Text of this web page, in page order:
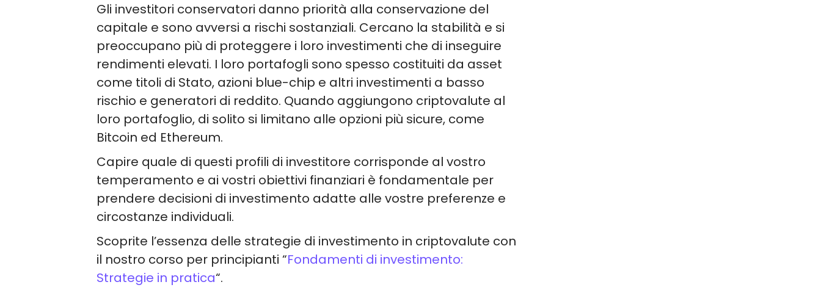
Gli investitori conservatori danno priorità alla conservazione del
capitale e sono avversi a rischi sostanziali. Cercano la stabilità e si
preoccupano più di proteggere i loro investimenti che di inseguire
rendimenti elevati. I loro portafogli sono spesso costituiti da asset
come titoli di Stato, azioni blue-chip e altri investimenti a basso
rischio e generatori di reddito. Quando aggiungono criptovalute al
loro portafoglio, di solito si limitano alle opzioni più sicure, come
Bitcoin ed Ethereum.
Capire quale di questi profili di investitore corrisponde al vostro
temperamento e ai vostri obiettivi finanziari è fondamentale per
prendere decisioni di investimento adatte alle vostre preferenze e
circostanze individuali.
Scoprite l’essenza delle strategie di investimento in criptovalute con
il nostro corso per principianti “Fondamenti di investimento:
Strategie in pratica“.